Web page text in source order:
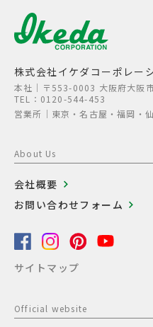
株式会社イケダコーポレー
本社│〒553-0003 大阪府大阪
TEL：0120-544-453
営業所│東京・名古屋・福岡・
About Us
会社概要
お問い合わせフォーム
サイトマップ
Official website